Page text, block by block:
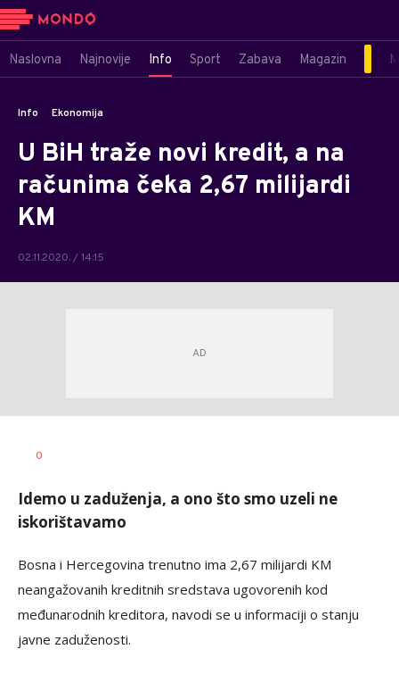
Naslovna Najnovije Info Sport Zabava Magazin
Info Ekonomija
U BiH traže novi kredit, a na
računima čeka 2,67 milijardi
KM
02.11.2020. / 14:15
AUTOR
0
Idemo u zaduženja, a ono što smo uzeli ne
iskorištavamo
Bosna i Hercegovina trenutno ima 2,67 milijardi KM
neangažovanih kreditnih sredstava ugovorenih kod
međunarodnih kreditora, navodi se u informaciji o stanju
javne zaduženosti.